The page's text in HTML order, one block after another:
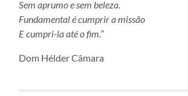
Sem aprumo e sem beleza.
Fundamental é cumprir a missão
E cumpri-la até o fim.”
Dom Hélder Câmara